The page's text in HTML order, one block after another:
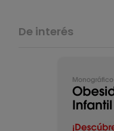
De interés